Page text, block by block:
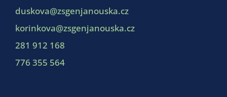
duskova@zsgenjanouska.cz
korinkova@zsgenjanouska.cz
281 912 168
776 355 564